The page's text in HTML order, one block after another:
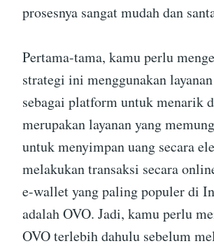
prosesnya sangat mudah dan
Pertama-tama, kamu perlu
strategi ini menggunakan
sebagai platform untuk menarik
merupakan layanan yang
untuk menyimpan uang secara
melakukan transaksi secara
e-wallet yang paling populer di
adalah OVO. Jadi, kamu perlu
OVO terlebih dahulu sebelum